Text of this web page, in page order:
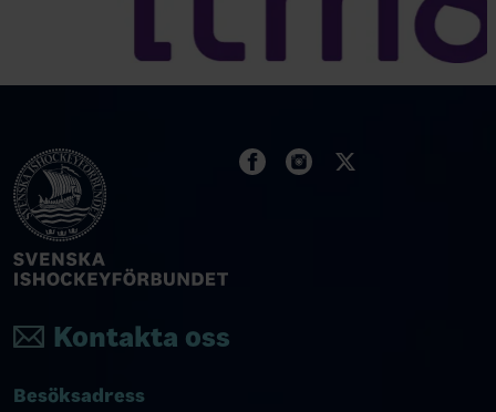
Kontakta oss
Besöksadress